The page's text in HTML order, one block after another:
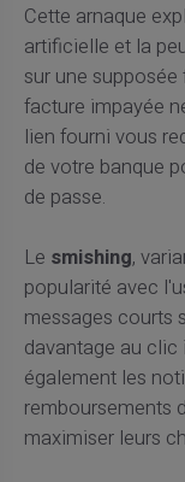
Cette arnaque
artificielle et la
sur une
facture impayée
lien fourni vous
de votre banque
de passe.
Le smishing,
popularité avec
messages courts
davantage au
également les
remboursements
maximiser leurs